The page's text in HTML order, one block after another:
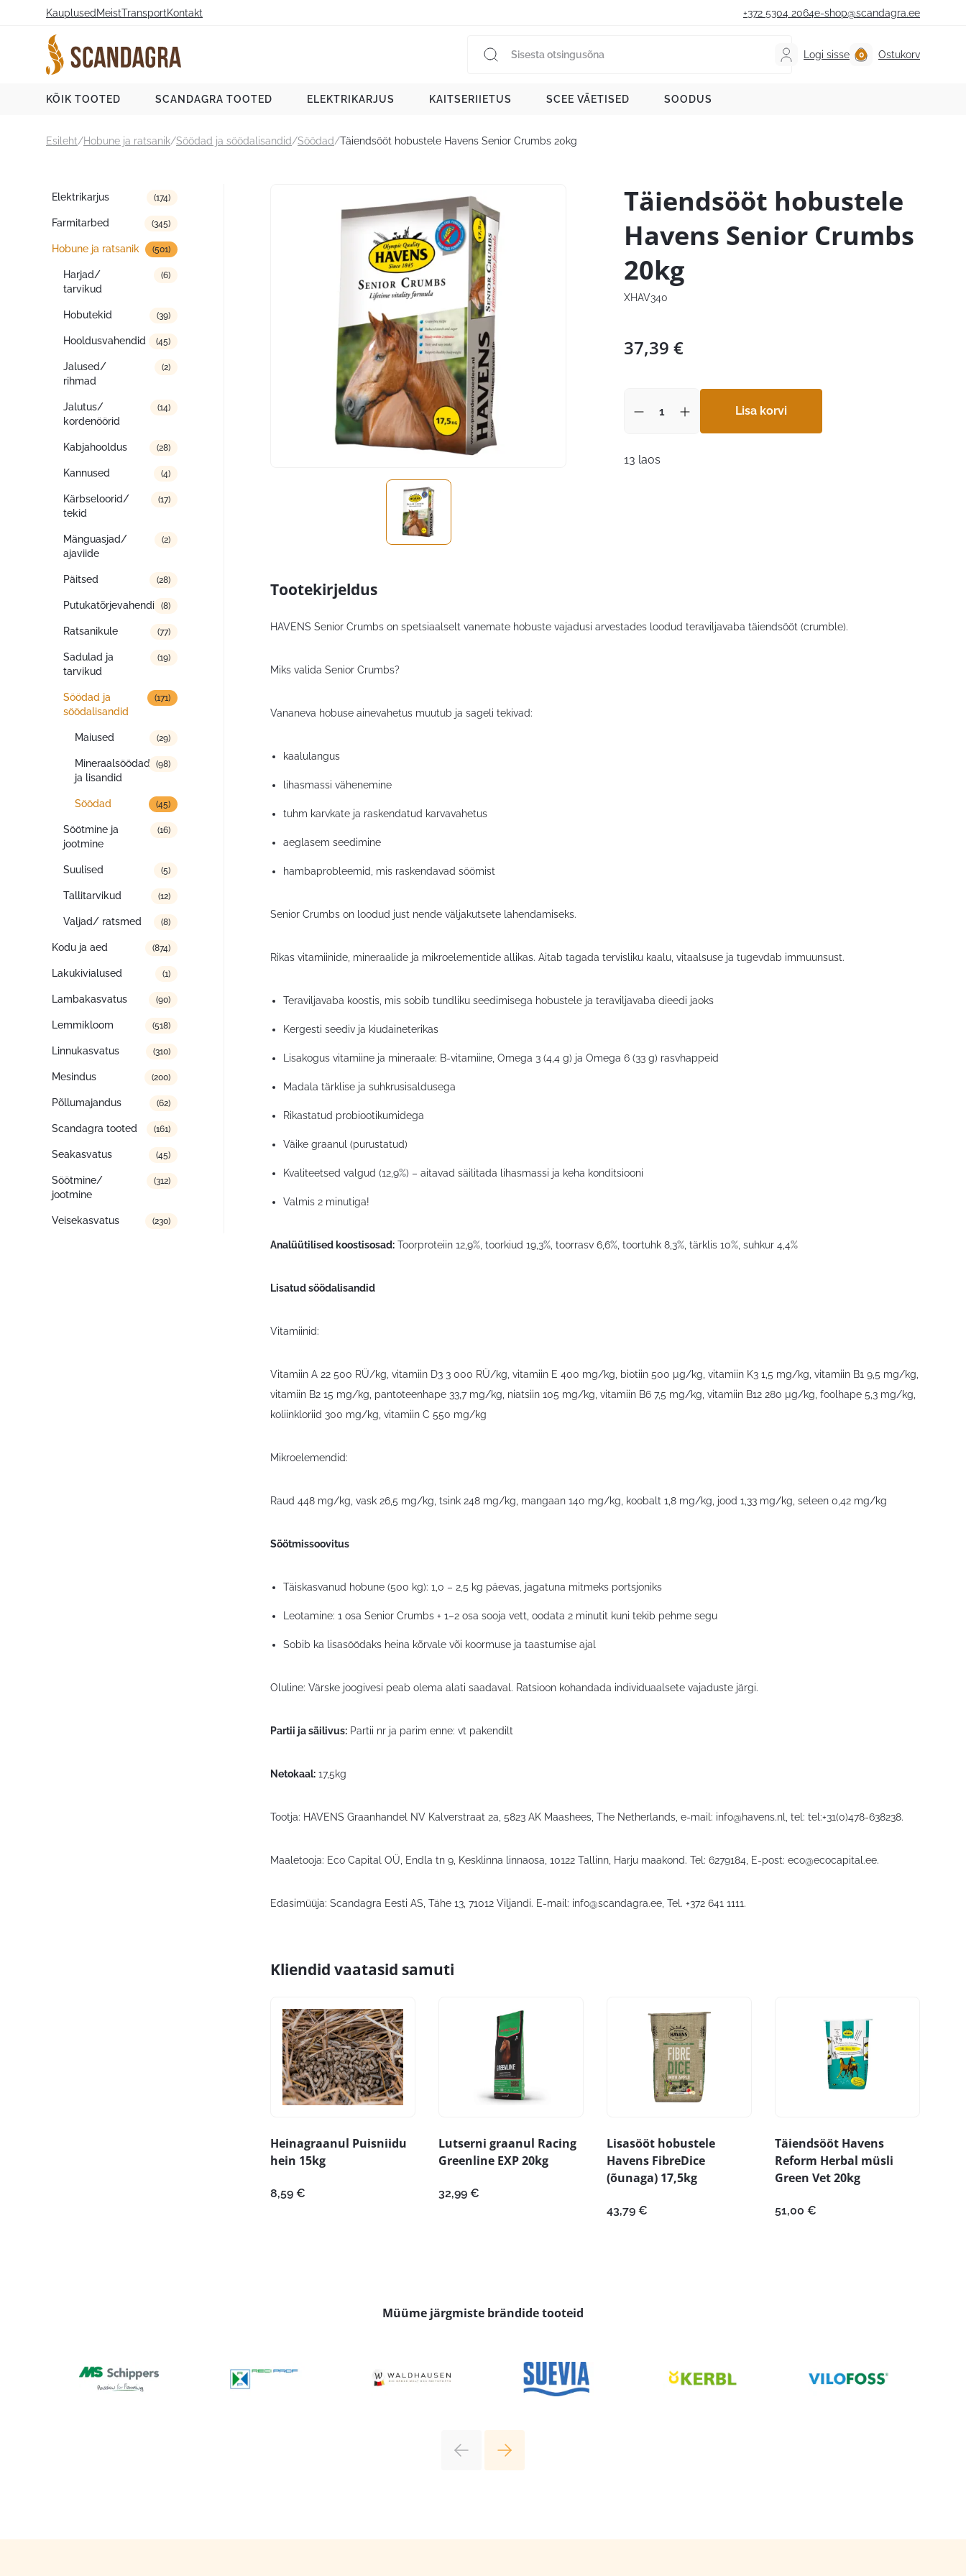
Kauplused MeistTransportKontakt +372 5304 2064e-shop@scandagra.ee
Logi sisse Ostukorv
KÕIK TOOTED SCANDAGRA TOOTED ELEKTRIKARJUS KAITSERIIETUS SCEE VÄETISED SOODUS
Esileht/Hobune ja ratsanik/Söödad ja söödalisandid/Söödad/Täiendsööt hobustele Havens Senior Crumbs 20kg
Tootekategooriad
Elektrikarjus (174)
Farmitarbed (345)
Hobune ja ratsanik (501)
Harjad/
tarvikud
(6)
Hobutekid (39)
Hooldusvahendid (45)
Jalused/
rihmad
(2)
Jalutus/
kordenöörid
(14)
Kabjahooldus (28)
Kannused (4)
Kärbseloorid/
tekid
(17)
Mänguasjad/
ajaviide
(2)
Päitsed (28)
Putukatõrjevahendid (8)
Ratsanikule (77)
Sadulad ja
tarvikud
(19)
Söödad ja
söödalisandid
(171)
Maiused (29)
Mineraalsöödad
ja lisandid
(98)
Söödad (45)
Söötmine ja
jootmine
(16)
Suulised (5)
Tallitarvikud (12)
Valjad/ ratsmed (8)
Kodu ja aed (874)
Lakukivialused (1)
Lambakasvatus (90)
Lemmikloom (518)
Linnukasvatus (310)
Mesindus (200)
Põllumajandus (62)
Scandagra tooted (161)
Seakasvatus (45)
Söötmine/
jootmine
(312)
Veisekasvatus (230)
Täiendsööt hobustele
Havens Senior Crumbs
20kg
XHAV340
37,39 €
Lisa korvi
13 laos
Tootekirjeldus
HAVENS Senior Crumbs on spetsiaalselt vanemate hobuste vajadusi arvestades loodud teraviljavaba täiendsööt (crumble).
Miks valida Senior Crumbs?
Vananeva hobuse ainevahetus muutub ja sageli tekivad:
kaalulangus
lihasmassi vähenemine
tuhm karvkate ja raskendatud karvavahetus
aeglasem seedimine
hambaprobleemid, mis raskendavad söömist
Senior Crumbs on loodud just nende väljakutsete lahendamiseks.
Rikas vitamiinide, mineraalide ja mikroelementide allikas. Aitab tagada tervisliku kaalu, vitaalsuse ja tugevdab immuunsust.
Teraviljavaba koostis, mis sobib tundliku seedimisega hobustele ja teraviljavaba dieedi jaoks
Kergesti seediv ja kiudaineterikas
Lisakogus vitamiine ja mineraale: B-vitamiine, Omega 3 (4,4 g) ja Omega 6 (33 g) rasvhappeid
Madala tärklise ja suhkrusisaldusega
Rikastatud probiootikumidega
Väike graanul (purustatud)
Kvaliteetsed valgud (12,9%) – aitavad säilitada lihasmassi ja keha konditsiooni
Valmis 2 minutiga!
Analüütilised koostisosad: Toorproteiin 12,9%, toorkiud 19,3%, toorrasv 6,6%, toortuhk 8,3%, tärklis 10%, suhkur 4,4%
Lisatud söödalisandid
Vitamiinid:
Vitamiin A 22 500 RÜ/kg, vitamiin D3 3 000 RÜ/kg, vitamiin E 400 mg/kg, biotiin 500 µg/kg, vitamiin K3 1,5 mg/kg, vitamiin B1 9,5 mg/kg,
vitamiin B2 15 mg/kg, pantoteenhape 33,7 mg/kg, niatsiin 105 mg/kg, vitamiin B6 7,5 mg/kg, vitamiin B12 280 µg/kg, foolhape 5,3 mg/kg,
koliinkloriid 300 mg/kg, vitamiin C 550 mg/kg
Mikroelemendid:
Raud 448 mg/kg, vask 26,5 mg/kg, tsink 248 mg/kg, mangaan 140 mg/kg, koobalt 1,8 mg/kg, jood 1,33 mg/kg, seleen 0,42 mg/kg
Söötmissoovitus
Täiskasvanud hobune (500 kg): 1,0 – 2,5 kg päevas, jagatuna mitmeks portsjoniks
Leotamine: 1 osa Senior Crumbs + 1–2 osa sooja vett, oodata 2 minutit kuni tekib pehme segu
Sobib ka lisasöödaks heina kõrvale või koormuse ja taastumise ajal
Oluline: Värske joogivesi peab olema alati saadaval. Ratsioon kohandada individuaalsete vajaduste järgi.
Partii ja säilivus: Partii nr ja parim enne: vt pakendilt
Netokaal: 17,5kg
Tootja: HAVENS Graanhandel NV Kalverstraat 2a, 5823 AK Maashees, The Netherlands, e-mail: info@havens.nl , tel: tel:+31(0)478-638238.
Maaletooja: Eco Capital OÜ, Endla tn 9, Kesklinna linnaosa, 10122 Tallinn, Harju maakond. Tel: 6279184, E-post: eco@ecocapital.ee.
Edasimüüja: Scandagra Eesti AS, Tähe 13, 71012 Viljandi. E-mail: info@scandagra.ee , Tel. +372 641 1111.
Kliendid vaatasid samuti
Heinagraanul Puisniidu
hein 15kg
8,59 €
Lutserni graanul Racing
Greenline EXP 20kg
32,99 €
Lisasööt hobustele
Havens FibreDice
(õunaga) 17,5kg
43,79 €
Täiendsööt Havens
Reform Herbal müsli
Green Vet 20kg
51,00 €
Müüme järgmiste brändide tooteid